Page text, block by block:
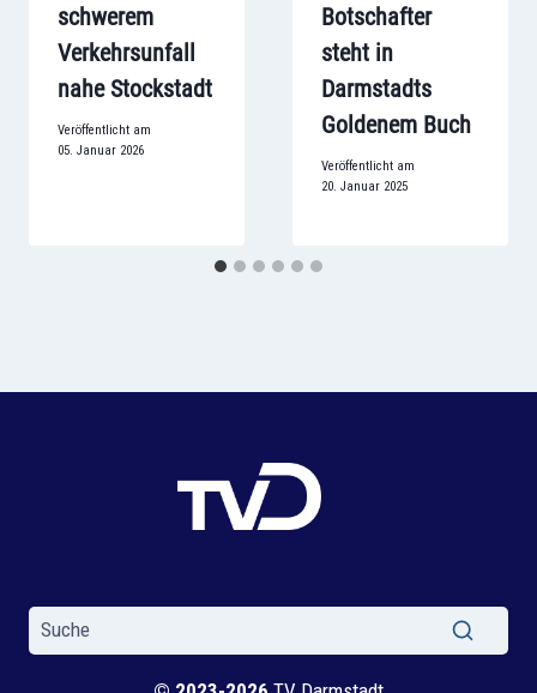
schwerem
Verkehrsunfall
nahe Stockstadt
Veröffentlicht am
05. Januar 2026
Botschafter
steht in
Darmstadts
Goldenem Buch
Veröffentlicht am
20. Januar 2025